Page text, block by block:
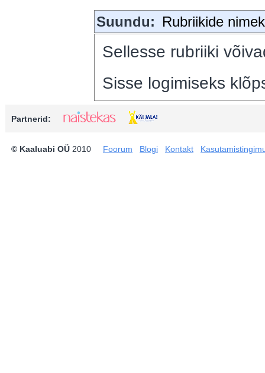
Suundu: Rubriikide
Sellesse rubriiki
Sisse logimiseks